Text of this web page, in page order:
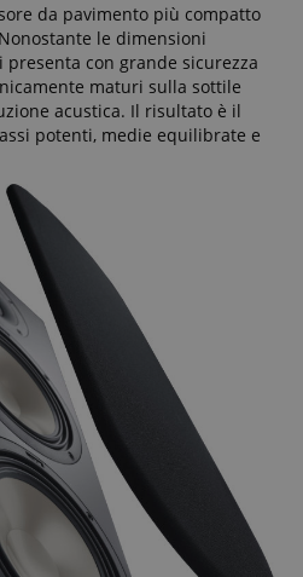
da pavimento più compatto
le dimensioni
con grande sicurezza
maturi sulla sottile
acustica. Il risultato è il
potenti, medie equilibrate e